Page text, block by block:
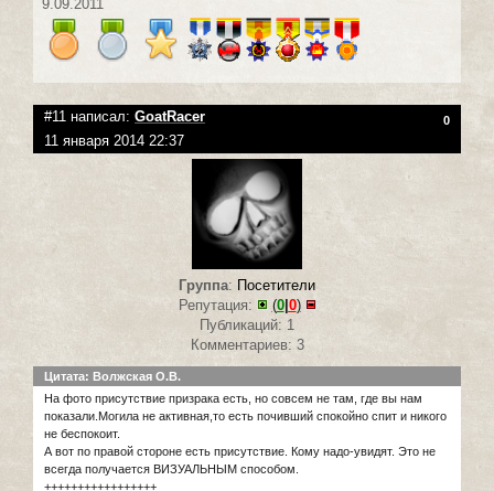
9.09.2011
#11 написал: GoatRacer 0
11 января 2014 22:37
Группа: Посетители
Репутация:
(0| 0)
Публикаций: 1
Комментариев: 3
Цитата: Волжская О.В.
На фото присутствие призрака есть, но совсем не там, где вы нам
показали.Могила не активная,то есть почивший спокойно спит и никого
не беспокоит.
А вот по правой стороне есть присутствие. Кому надо-увидят. Это не
всегда получается ВИЗУАЛЬНЫМ способом.
+++++++++++++++++